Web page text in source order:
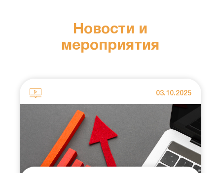
Новости и
мероприятия
03.10.2025